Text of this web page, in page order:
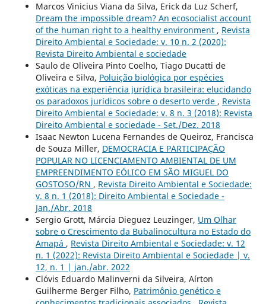
Marcos Vinicius Viana da Silva, Erick da Luz Scherf,
Dream the impossible dream? An ecosocialist account
of the human right to a healthy environment , Revista
Direito Ambiental e Sociedade: v. 10 n. 2 (2020):
Revista Direito Ambiental e sociedade
Saulo de Oliveira Pinto Coelho, Tiago Ducatti de
Oliveira e Silva, Poluição biológica por espécies
exóticas na experiência jurídica brasileira: elucidando
os paradoxos jurídicos sobre o deserto verde , Revista
Direito Ambiental e Sociedade: v. 8 n. 3 (2018): Revista
Direito Ambiental e sociedade - Set./Dez. 2018
Isaac Newton Lucena Fernandes de Queiroz, Francisca
de Souza Miller, DEMOCRACIA E PARTICIPAÇÃO
POPULAR NO LICENCIAMENTO AMBIENTAL DE UM
EMPREENDIMENTO EÓLICO EM SÃO MIGUEL DO
GOSTOSO/RN , Revista Direito Ambiental e Sociedade:
v. 8 n. 1 (2018): Direito Ambiental e Sociedade -
Jan./Abr. 2018
Sergio Grott, Márcia Dieguez Leuzinger, Um Olhar
sobre o Crescimento da Bubalinocultura no Estado do
Amapá , Revista Direito Ambiental e Sociedade: v. 12
n. 1 (2022): Revista Direito Ambiental e Sociedade | v.
12, n. 1 | jan./abr. 2022
Clóvis Eduardo Malinverni da Silveira, Aírton
Guilherme Berger Filho, Patrimônio genético e